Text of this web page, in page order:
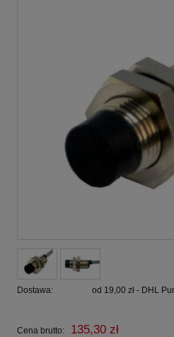
Dostawa: od 19,00 zł - DHL
Cena nie zawiera ewentualnych
Cena brutto: 135,30 zł